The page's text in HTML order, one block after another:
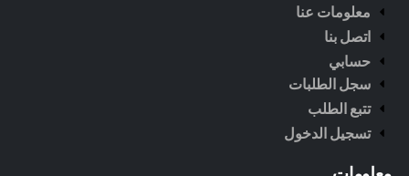
معلومات عنا
اتصل بنا
حسابي
سجل الطلبات
تتبع الطلب
تسجيل الدخول